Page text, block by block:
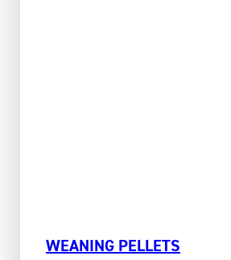
WEANING PELLETS